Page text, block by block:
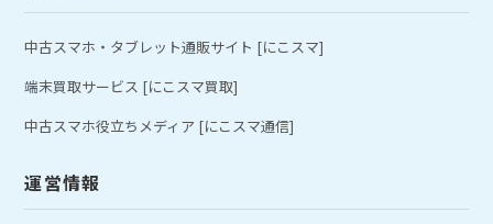
中古スマホ・タブレット通販サイト [にこスマ]
端末買取サービス [にこスマ買取]
中古スマホ役立ちメディア [にこスマ通信]
運営情報